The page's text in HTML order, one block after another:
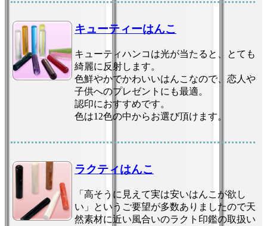
キューティーはんこ
キューティハンコは光が当たると、とても
綺麗に反射します。
色鮮やかでかわいいはんこなので、恋人や
子供へのプレゼントにも最適。
認印におすすめです。
色は12色の中からお選び頂けます。
ラクティはんこ
「高そうに見えて実は安いはんこが欲し
い」というご要望が多数ありましたので天
然素材に近い風合いのラクト印鑑の取扱い